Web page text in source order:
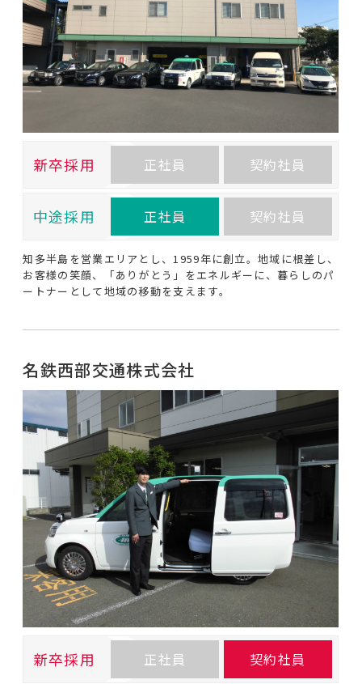
新卒採用 正社員 契約社員
中途採用 正社員 契約社員
知多半島を営業エリアとし、1959年に創立。地域に根差し、
お客様の笑顔、「ありがとう」をエネルギーに、暮らしのパ
ートナーとして地域の移動を支えます。
名鉄西部交通株式会社
新卒採用 正社員 契約社員